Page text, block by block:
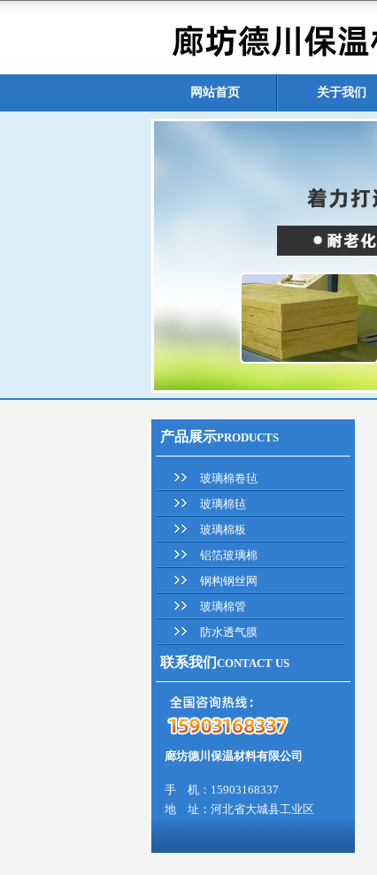
网站首页 关于我们
产品展示PRODUCTS
玻璃棉卷毡
玻璃棉毡
玻璃棉板
铝箔玻璃棉
钢构钢丝网
玻璃棉管
防水透气膜
联系我们CONTACT US
廊坊德川保温材料有限公司
手 机：15903168337
地 址：河北省大城县工业区